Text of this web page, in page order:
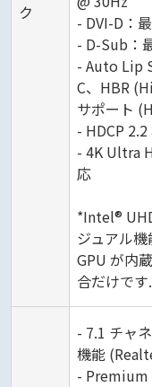
ク
- DVI-D：
- D-Sub：
- Auto Lip
C、HBR
サポート
- HDCP
- 4K Ultra
応
*Intel®
ジュアル機
GPU が内
合だけです.
- 7.1 チャ
機能
- Premium